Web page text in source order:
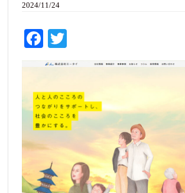
2024/11/24
Fa
ce
ok
wi
r